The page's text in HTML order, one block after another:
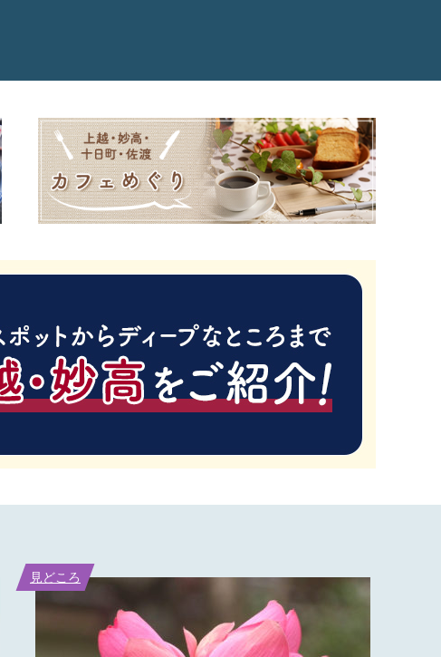
見どころ